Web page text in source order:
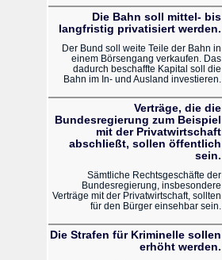
Die Bahn soll mittel- bis
langfristig privatisiert werden.
Der Bund soll weite Teile der Bahn in
einem Börsengang verkaufen. Das
dadurch beschaffte Kapital soll die
Bahn im In- und Ausland investieren.
Verträge, die die
Bundesregierung zum Beispiel
mit der Privatwirtschaft
abschließt, sollen öffentlich
sein.
Sämtliche Rechtsgeschäfte der
Bundesregierung, insbesondere
Verträge mit der Privatwirtschaft, sollten
für den Bürger einsehbar sein.
Die Strafen für Kriminelle sollen
erhöht werden.